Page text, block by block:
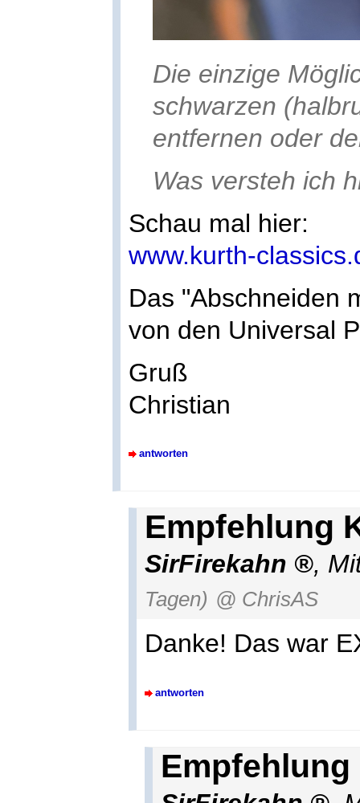
Die einzige
schwarzen
entfernen oder
Was versteh ich
Schau mal hier:
www.kurth-
Das "Abschneiden
von den Universal
Gruß
Christian
antworten
Empfehlung
SirFirekahn ,
Tagen) @ ChrisAS
Danke! Das war
antworten